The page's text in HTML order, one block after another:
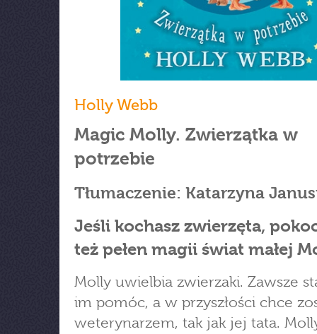
Holly Webb
Magic Molly. Zwierzątka w
potrzebie
Tłumaczenie: Katarzyna
Jeśli kochasz zwierzęta,
też pełen magii świat małej
Molly uwielbia zwierzaki. Zawsze
im pomóc, a w przyszłości chce
weterynarzem, tak jak jej tata.